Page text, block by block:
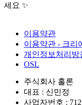
세요 ✨
이용약관
이용약관 - 크리
개인정보처리방
OSL
주식회사 홀론
대표 : 신민정
사업자번호 :